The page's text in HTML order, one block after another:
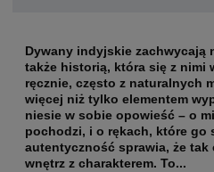
Dywany indyjskie zachwycają
także historią, która się z nimi
ręcznie, często z naturalnych
więcej niż tylko elementem
niesie w sobie opowieść – o
pochodzi, i o rękach, które go
autentyczność sprawia, że
wnętrz z charakterem. To...